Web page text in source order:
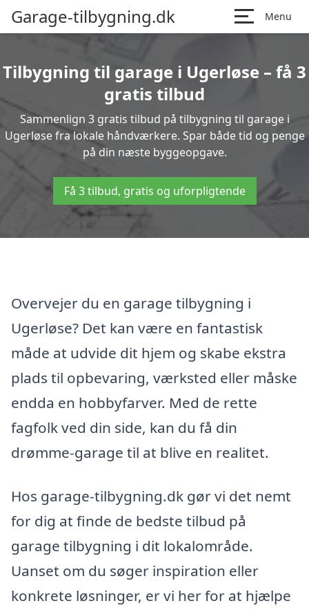
Garage-tilbygning.dk Menu
Tilbygning til garage i Ugerløse – få 3
gratis tilbud
Sammenlign 3 gratis tilbud på tilbygning til garage i
Ugerløse fra lokale håndværkere. Spar både tid og penge
på din næste byggeopgave.
Få 3 tilbud, gratis og uforpligtende
Overvejer du en garage tilbygning i
Ugerløse? Det kan være en fantastisk
måde at udvide dit hjem og skabe ekstra
plads til opbevaring, værksted eller måske
endda en hobbyfarver. Med de rette
fagfolk ved din side, kan du få din
drømme-garage til at blive en realitet.
Hos garage-tilbygning.dk gør vi det nemt
for dig at finde de bedste tilbud på
garage tilbygning i dit lokalområde.
Uanset om du søger inspiration eller
konkrete løsninger, er vi her for at hjælpe